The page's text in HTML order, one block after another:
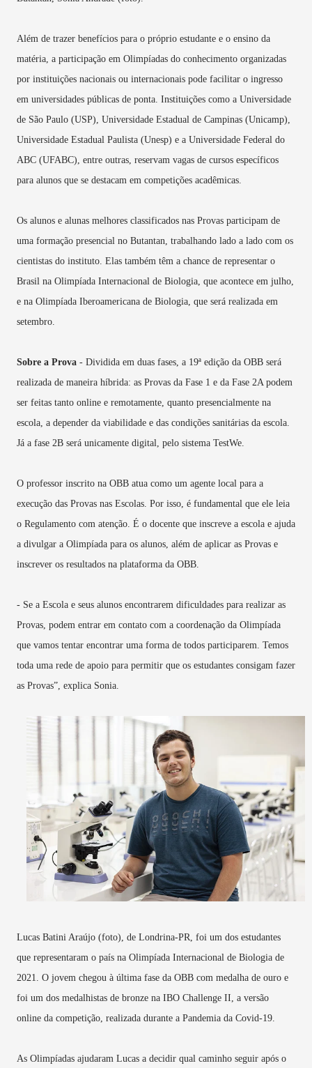
Além de trazer benefícios para o próprio estudante e o ensino da
matéria, a participação em Olimpíadas do conhecimento organizadas
por instituições nacionais ou internacionais pode facilitar o ingresso
em universidades públicas de ponta. Instituições como a Universidade
de São Paulo (USP), Universidade Estadual de Campinas (Unicamp),
Universidade Estadual Paulista (Unesp) e a Universidade Federal do
ABC (UFABC), entre outras, reservam vagas de cursos específicos
para alunos que se destacam em competições acadêmicas.
Os alunos e alunas melhores classificados nas Provas participam de
uma formação presencial no Butantan, trabalhando lado a lado com os
cientistas do instituto. Elas também têm a chance de representar o
Brasil na Olimpíada Internacional de Biologia, que acontece em julho,
e na Olimpíada Iberoamericana de Biologia, que será realizada em
setembro.
Sobre a Prova - Dividida em duas fases, a 19ª edição da OBB será
realizada de maneira híbrida: as Provas da Fase 1 e da Fase 2A podem
ser feitas tanto online e remotamente, quanto presencialmente na
escola, a depender da viabilidade e das condições sanitárias da escola.
Já a fase 2B será unicamente digital, pelo sistema TestWe.
O professor inscrito na OBB atua como um agente local para a
execução das Provas nas Escolas. Por isso, é fundamental que ele leia
o Regulamento com atenção. É o docente que inscreve a escola e ajuda
a divulgar a Olimpíada para os alunos, além de aplicar as Provas e
inscrever os resultados na plataforma da OBB.
- Se a Escola e seus alunos encontrarem dificuldades para realizar as
Provas, podem entrar em contato com a coordenação da Olimpíada
que vamos tentar encontrar uma forma de todos participarem. Temos
toda uma rede de apoio para permitir que os estudantes consigam fazer
as Provas”, explica Sonia.
Lucas Batini Araújo (foto), de Londrina-PR, foi um dos estudantes
que representaram o país na Olimpíada Internacional de Biologia de
2021. O jovem chegou à última fase da OBB com medalha de ouro e
foi um dos medalhistas de bronze na IBO Challenge II, a versão
online da competição, realizada durante a Pandemia da Covid-19.
As Olimpíadas ajudaram Lucas a decidir qual caminho seguir após o